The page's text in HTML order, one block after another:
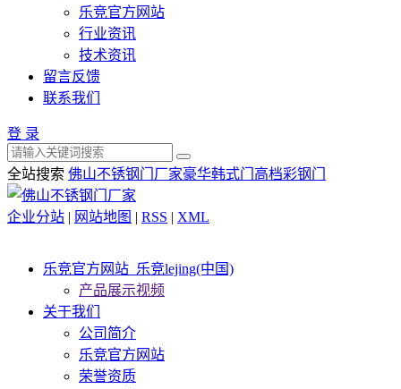
乐竞官方网站
行业资讯
技术资讯
留言反馈
联系我们
登 录
全站搜索 佛山不锈钢门厂家豪华韩式门 高档彩钢门
企业分站 | 网站地图 | RSS | XML
乐竞官方网站_乐竞lejing(中国)
产品展示视频
关于我们
公司简介
乐竞官方网站
荣誉资质